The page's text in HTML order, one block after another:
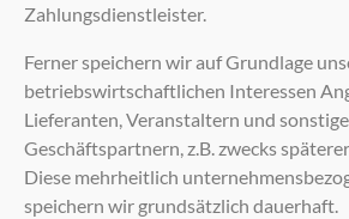
Zahlungsdienstleister.
Ferner speichern wir auf Grundlage
betriebswirtschaftlichen Interessen
Lieferanten, Veranstaltern und
Geschäftspartnern, z.B. zwecks
Diese mehrheitlich
speichern wir grundsätzlich dauerhaft.